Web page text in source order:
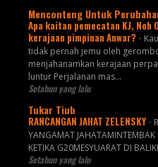
Menconteng Untuk
Apa kaitan pemecatan KJ, Noh
kerajaan pimpinan Anwar? -
tidak pernah jemu oleh
menjahanamkan kerajaan
luntur Perjalanan mas...
Setahun yang lalu
Tukar Tiub
RANCANGAN JAHAT ZELENSKY -
YANGAMAT
KETIKA G20MESYUARAT DI
Setahun yang lalu